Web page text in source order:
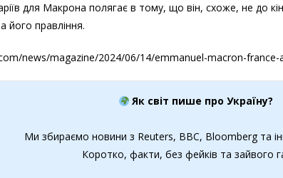
для Макрона полягає в тому, що він, схоже, не до
його правління.
news/magazine/2024/06/14/emmanuel-macron-france-
Як світ пише про Україну?
Ми збираємо новини з Reuters, BBC, Bloomberg та
Коротко, факти, без фейків та зайвого